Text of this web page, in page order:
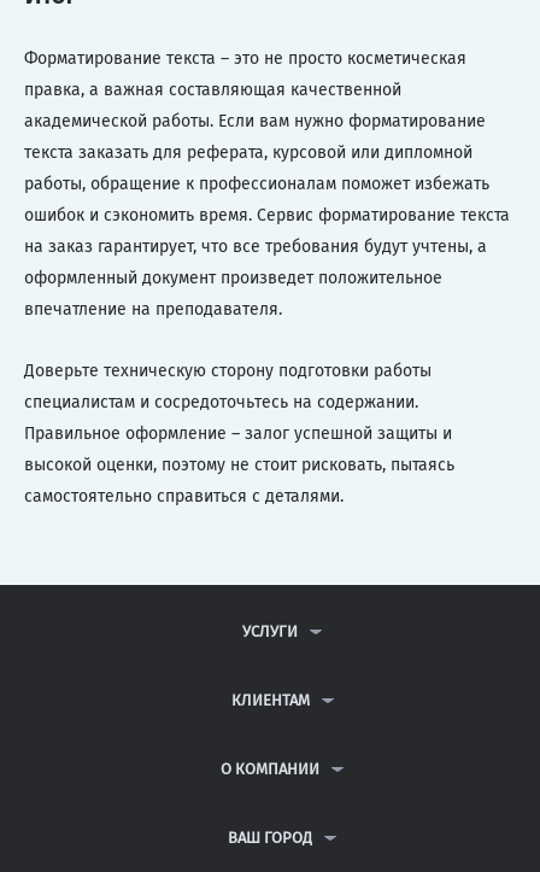
Форматирование текста – это не просто косметическая
правка, а важная составляющая качественной
академической работы. Если вам нужно форматирование
текста заказать для реферата, курсовой или дипломной
работы, обращение к профессионалам поможет избежать
ошибок и сэкономить время. Сервис форматирование текста
на заказ гарантирует, что все требования будут учтены, а
оформленный документ произведет положительное
впечатление на преподавателя.
Доверьте техническую сторону подготовки работы
специалистам и сосредоточьтесь на содержании.
Правильное оформление – залог успешной защиты и
высокой оценки, поэтому не стоит рисковать, пытаясь
самостоятельно справиться с деталями.
УСЛУГИ
ДИПЛОМНЫЕ РАБОТЫ
РЕФЕРАТЫ
КЛИЕНТАМ
ВОПРОСЫ И ОТВЕТЫ
ПОЛИТИКА КОНФИДЕНЦИАЛЬНОСТИ
О КОМПАНИИ
КОНТАКТЫ
ВАШ ГОРОД